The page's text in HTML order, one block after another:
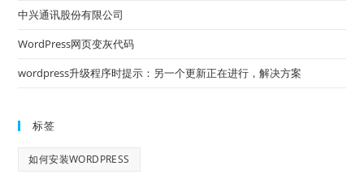
中兴通讯股份有限公司
WordPress网页变灰代码
wordpress升级程序时提示：另一个更新正在进行，解决方案
标签
如何安装WORDPRESS